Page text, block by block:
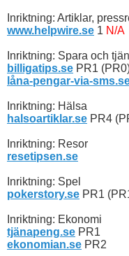
Inriktning: Artiklar,
www.helpwire.se 1 N/A
Inriktning: Spara och
billigatips.se PR1
låna-pengar-via-
Inriktning: Hälsa
halsoartiklar.se PR4
Inriktning: Resor
resetipsen.se
Inriktning: Spel
pokerstory.se PR1
Inriktning: Ekonomi
tjänapeng.se PR1
ekonomian.se PR2